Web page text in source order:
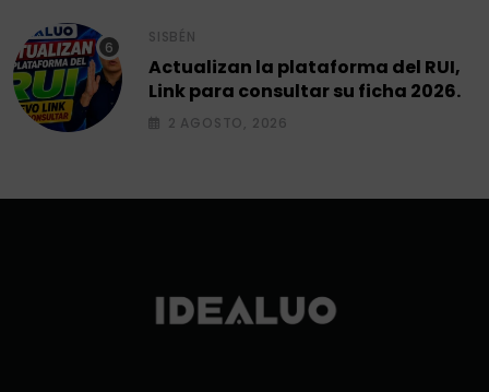
SISBÉN
Actualizan la plataforma del RUI,
Link para consultar su ficha 2026.
2 AGOSTO, 2026